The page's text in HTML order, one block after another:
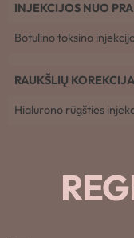
INJEKCIJOS NUO
Botulino toksino
RAUKŠLIŲ
Hialurono rūgšties